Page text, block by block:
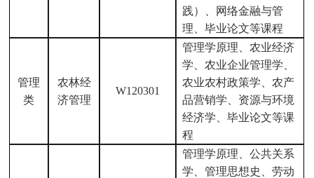
践）、网络金融与管
理、毕业论文等课程
管理
类
农林经
济管理
W120301
管理学原理、农业经济
学、农业企业管理学、
农业农村政策学、农产
品营销学、资源与环境
经济学、毕业论文等课
程
管理学原理、公共关系
学、管理思想史、劳动